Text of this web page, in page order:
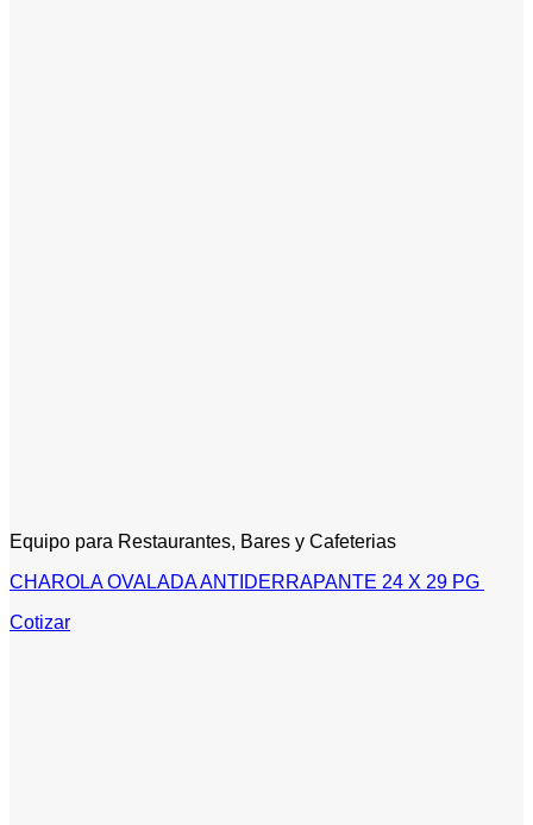
Equipo para Restaurantes, Bares y Cafeterias
CHAROLA OVALADA ANTIDERRAPANTE 24 X 29 PG
Cotizar